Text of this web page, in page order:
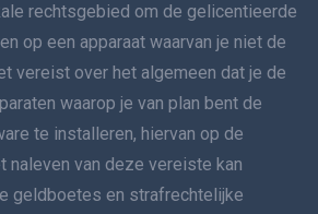
rechtsgebied om de gelicentieerde
op een apparaat waarvan je niet de
vereist over het algemeen dat je de
waarop je van plan bent de
te installeren, hiervan op de
naleven van deze vereiste kan
geldboetes en strafrechtelijke